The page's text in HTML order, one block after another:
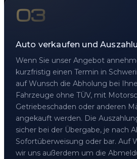
03
Auto verkaufen und
Wenn Sie unser Angebot
kurzfristig einen Termin in
auf Wunsch die Abholung bei
Fahrzeuge ohne TÜV, mit
Getriebeschaden oder anderen
angekauft werden. Die
sicher bei der Übergabe, je nach
Sofortüberweisung oder bar. Auf
wir uns außerdem um die